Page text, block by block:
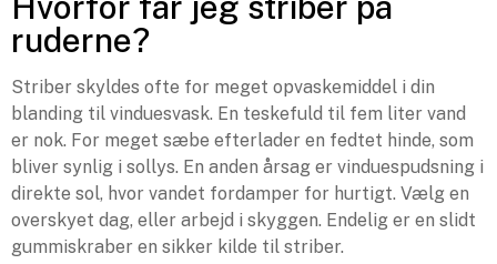
ruderne?
Striber skyldes ofte for meget opvaskemiddel i din
blanding til vinduesvask. En teskefuld til fem liter vand
er nok. For meget sæbe efterlader en fedtet hinde, som
bliver synlig i sollys. En anden årsag er vinduespudsning i
direkte sol, hvor vandet fordamper for hurtigt. Vælg en
overskyet dag, eller arbejd i skyggen. Endelig er en slidt
gummiskraber en sikker kilde til striber.